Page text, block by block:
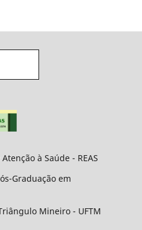
à Saúde - REAS
Graduação em
Mineiro - UFTM